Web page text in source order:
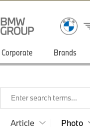
Corporate Brands
Enter search terms...
Article Photo